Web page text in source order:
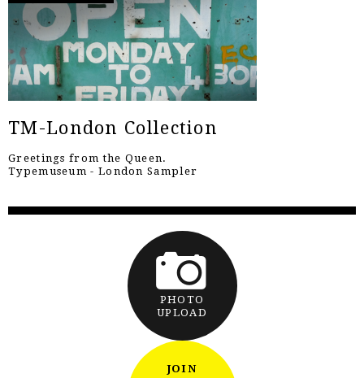
TM-London Collection
Greetings from the Queen.
Typemuseum - London Sampler
PHOTO
UPLOAD
JOIN